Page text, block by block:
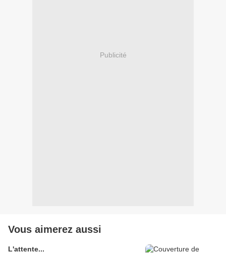
Publicité
Vous aimerez aussi
L'attente...